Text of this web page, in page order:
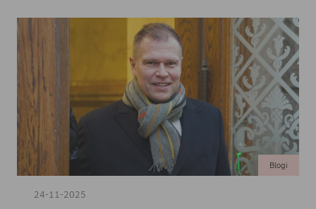
24-11-2025
Blogi